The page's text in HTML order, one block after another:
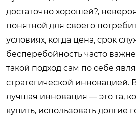
достаточно хорошей?,
понятной для своего
условиях, когда цена, срок
бесперебойность часто
такой подход сам по себе
стратегической инновацией.
лучшая инновация — это та,
купить, использовать долгие